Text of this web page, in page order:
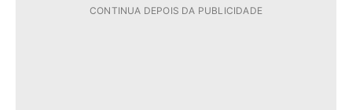
CONTINUA DEPOIS DA PUBLICIDADE